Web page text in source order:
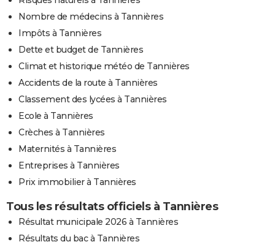
Nombre de médecins à Tannières
Impôts à Tannières
Dette et budget de Tannières
Climat et historique météo de Tannières
Accidents de la route à Tannières
Classement des lycées à Tannières
Ecole à Tannières
Crèches à Tannières
Maternités à Tannières
Entreprises à Tannières
Prix immobilier à Tannières
Tous les résultats officiels à Tannières
Résultat municipale 2026 à Tannières
Résultats du bac à Tannières